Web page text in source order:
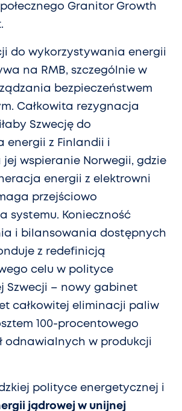
Granitor Growth
do wykorzystywania energii
na RMB, szczególnie w
bezpieczeństwem
Całkowita rezygnacja
Szwecję do
energii z Finlandii i
jej wspieranie Norwegii, gdzie
energii z elektrowni
przejściowo
systemu. Konieczność
i bilansowania dostępnych
z redefinicją
celu w polityce
Szwecji – nowy gabinet
całkowitej eliminacji paliw
100-procentowego
odnawialnych w produkcji
polityce energetycznej i
jądrowej w unijnej